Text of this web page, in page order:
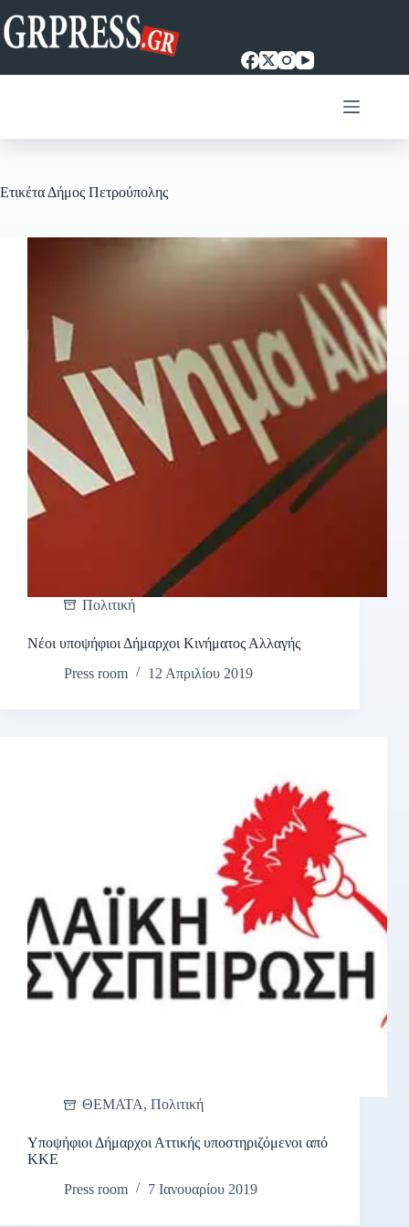
στο
περιεχόμενο
Ετικέτα Δήμος Πετρούπολης
Πολιτική
Νέοι υποψήφιοι Δήμαρχοι Κινήματος Αλλαγής
Press room
12 Απριλίου 2019
ΘΕΜΑΤΑ, Πολιτική
Υποψήφιοι Δήμαρχοι Αττικής υποστηριζόμενοι από
ΚΚΕ
Press room
7 Ιανουαρίου 2019